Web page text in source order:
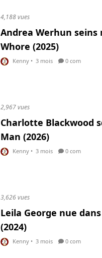
4,188 vues
Andrea Werhun seins
Whore (2025)
Kenny • 3 mois 0 com
2,967 vues
Charlotte Blackwood
Man (2026)
Kenny • 3 mois 0 com
3,626 vues
Leila George nue
(2024)
Kenny • 3 mois 0 com